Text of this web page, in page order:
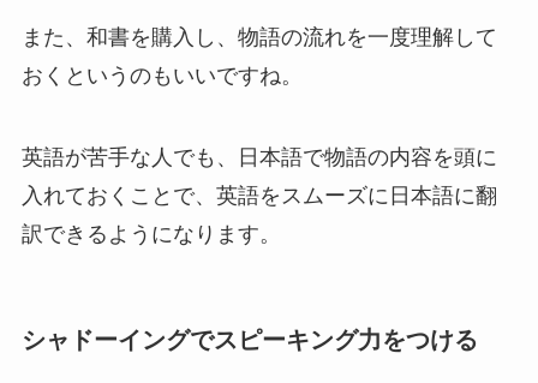
また、和書を購入し、物語の流れを一度理解して
おくというのもいいですね。
英語が苦手な人でも、日本語で物語の内容を頭に
入れておくことで、英語をスムーズに日本語に翻
訳できるようになります。
シャドーイングでスピーキング力をつける